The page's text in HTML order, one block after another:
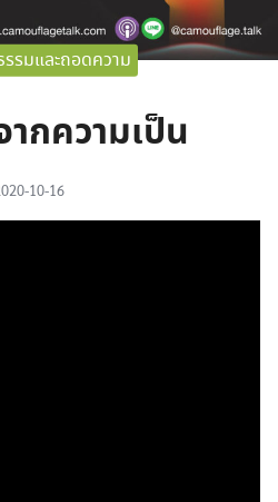
รมและถอดความ
ากความเป็น
10-16